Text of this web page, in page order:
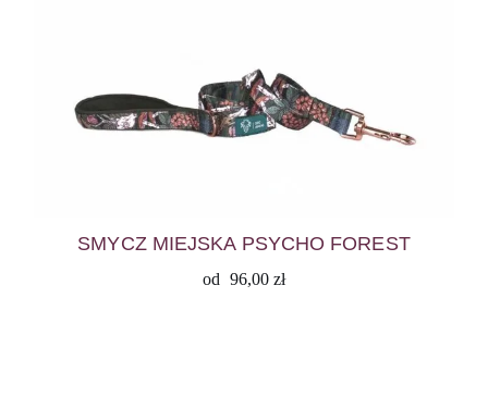
SMYCZ MIEJSKA PSYCHO FOREST
od 96,00 zł